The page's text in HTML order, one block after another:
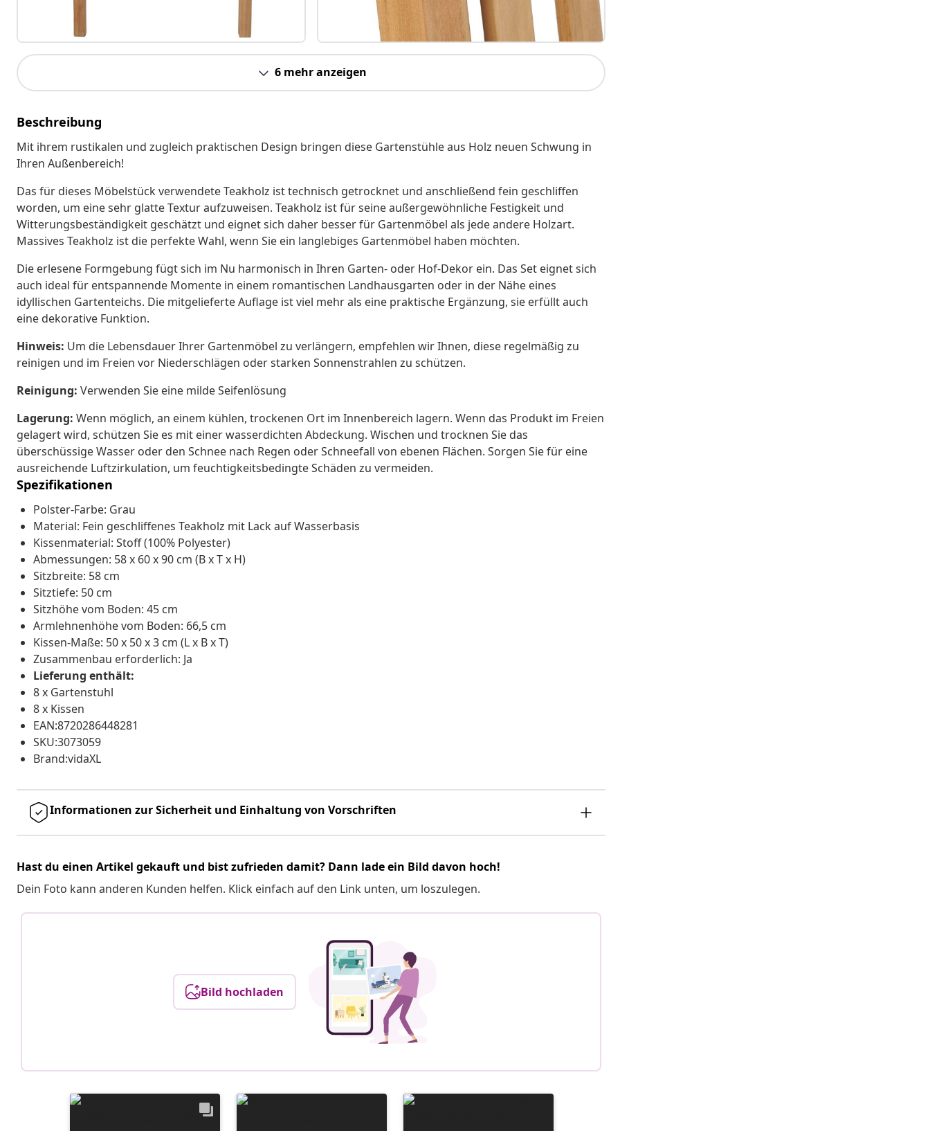
6 mehr anzeigen
Beschreibung
Mit ihrem rustikalen und zugleich praktischen Design bringen diese Gartenstühle aus Holz neuen Schwung in
Ihren Außenbereich!
Das für dieses Möbelstück verwendete Teakholz ist technisch getrocknet und anschließend fein geschliffen
worden, um eine sehr glatte Textur aufzuweisen. Teakholz ist für seine außergewöhnliche Festigkeit und
Witterungsbeständigkeit geschätzt und eignet sich daher besser für Gartenmöbel als jede andere Holzart.
Massives Teakholz ist die perfekte Wahl, wenn Sie ein langlebiges Gartenmöbel haben möchten.
Die erlesene Formgebung fügt sich im Nu harmonisch in Ihren Garten- oder Hof-Dekor ein. Das Set eignet sich
auch ideal für entspannende Momente in einem romantischen Landhausgarten oder in der Nähe eines
idyllischen Gartenteichs. Die mitgelieferte Auflage ist viel mehr als eine praktische Ergänzung, sie erfüllt auch
eine dekorative Funktion.
Hinweis: Um die Lebensdauer Ihrer Gartenmöbel zu verlängern, empfehlen wir Ihnen, diese regelmäßig zu
reinigen und im Freien vor Niederschlägen oder starken Sonnenstrahlen zu schützen.
Reinigung: Verwenden Sie eine milde Seifenlösung
Lagerung: Wenn möglich, an einem kühlen, trockenen Ort im Innenbereich lagern. Wenn das Produkt im Freien
gelagert wird, schützen Sie es mit einer wasserdichten Abdeckung. Wischen und trocknen Sie das
überschüssige Wasser oder den Schnee nach Regen oder Schneefall von ebenen Flächen. Sorgen Sie für eine
ausreichende Luftzirkulation, um feuchtigkeitsbedingte Schäden zu vermeiden.
Spezifikationen
Polster-Farbe: Grau
Material: Fein geschliffenes Teakholz mit Lack auf Wasserbasis
Kissenmaterial: Stoff (100% Polyester)
Abmessungen: 58 x 60 x 90 cm (B x T x H)
Sitzbreite: 58 cm
Sitztiefe: 50 cm
Sitzhöhe vom Boden: 45 cm
Armlehnenhöhe vom Boden: 66,5 cm
Kissen-Maße: 50 x 50 x 3 cm (L x B x T)
Zusammenbau erforderlich: Ja
Lieferung enthält:
8 x Gartenstuhl
8 x Kissen
EAN:8720286448281
SKU:3073059
Brand:vidaXL
Informationen zur Sicherheit und Einhaltung von Vorschriften
Hast du einen Artikel gekauft und bist zufrieden damit? Dann lade ein Bild davon hoch!
Dein Foto kann anderen Kunden helfen. Klick einfach auf den Link unten, um loszulegen.
Bild hochladen